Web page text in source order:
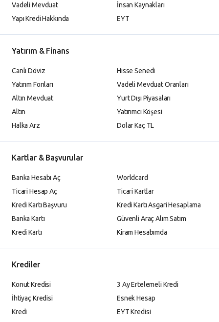
Vadeli Mevduat
Yapı Kredi Hakkında
İnsan Kaynakları
EYT
Yatırım & Finans
Canlı Döviz
Yatırım Fonları
Altın Mevduat
Altın
Halka Arz
Hisse Senedi
Vadeli Mevduat Oranları
Yurt Dışı Piyasaları
Yatırımcı Köşesi
Dolar Kaç TL
Kartlar & Başvurular
Banka Hesabı Aç
Ticari Hesap Aç
Kredi Kartı Başvuru
Banka Kartı
Kredi Kartı
Worldcard
Ticari Kartlar
Kredi Kartı Asgari Hesaplama
Güvenli Araç Alım Satım
Kiram Hesabımda
Krediler
Konut Kredisi
İhtiyaç Kredisi
Kredi
3 Ay Ertelemeli Kredi
Esnek Hesap
EYT Kredisi